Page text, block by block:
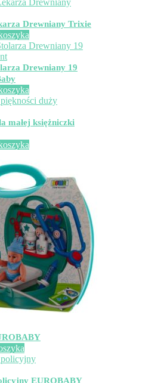
Drewniany Trixie
Drewniany 19
małej księżniczki
EUROBABY